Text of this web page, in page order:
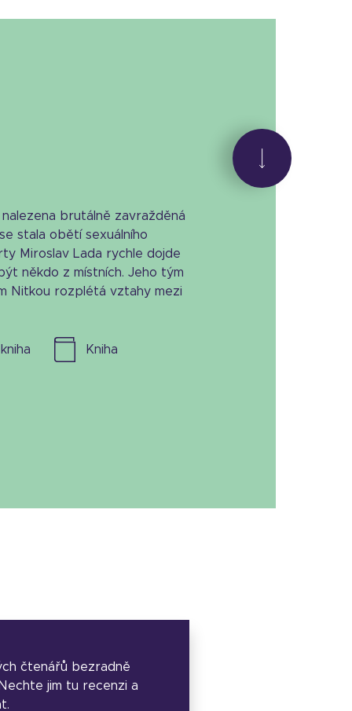
brutálně zavražděná
stala obětí sexuálního
Miroslav Lada rychle dojde
někdo z místních. Jeho tým
Nitkou rozplétá vztahy mezi
kniha kniha
čtenářů bezradně
jim tu recenzi a